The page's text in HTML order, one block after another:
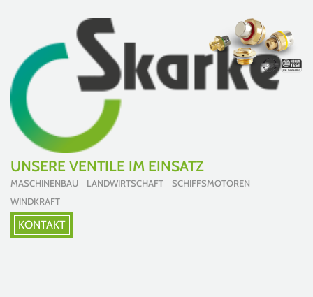
UNSERE VENTILE IM EINSATZ
MASCHINENBAU LANDWIRTSCHAFT SCHIFFSMOTOREN
WINDKRAFT
KONTAKT